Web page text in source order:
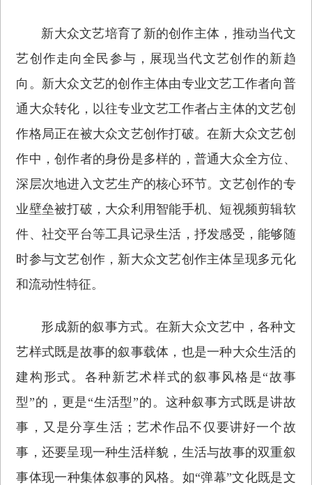
新大众文艺培育了新的创作主体，推动当代文
艺创作走向全民参与，展现当代文艺创作的新趋
向。新大众文艺的创作主体由专业文艺工作者向普
通大众转化，以往专业文艺工作者占主体的文艺创
作格局正在被大众文艺创作打破。在新大众文艺创
作中，创作者的身份是多样的，普通大众全方位、
深层次地进入文艺生产的核心环节。文艺创作的专
业壁垒被打破，大众利用智能手机、短视频剪辑软
件、社交平台等工具记录生活，抒发感受，能够随
时参与文艺创作，新大众文艺创作主体呈现多元化
和流动性特征。
形成新的叙事方式。在新大众文艺中，各种文
艺样式既是故事的叙事载体，也是一种大众生活的
建构形式。各种新艺术样式的叙事风格是“故事
型”的，更是“生活型”的。这种叙事方式既是讲故
事，又是分享生活；艺术作品不仅要讲好一个故
事，还要呈现一种生活样貌，生活与故事的双重叙
事体现一种集体叙事的风格。如“弹幕”文化既是文